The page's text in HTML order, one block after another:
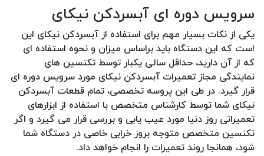
سرویس دوره ای آبسردکن نیکای
یکی از نکات بسیار مهم برای استفاده از آبسردکن نیکای این
است که این دستگاه باید براساس میزان و نحوه استفاده ای
که از آن دارید، حداقل سالی یکبار توسط تکنسین های
نمایندگی مجاز تعمیرات آبسردکن نیکای مورد سرویس دوره ای
قرار گیرد. در طی این پروسه تخصصی، تمام قطعات آبسردکن
نیکای شما توسط کارشناس متخصص با استفاده از ابزارهای
تعمیراتی روز دنیا مورد عیب یابی و بررسی قرار می گیرد و اگر
تکنسین متخصص متوجه بروز خرابی خاصی در دستگاه شما
شود، همانجا روند تعمیرات را انجام خواهد داد.